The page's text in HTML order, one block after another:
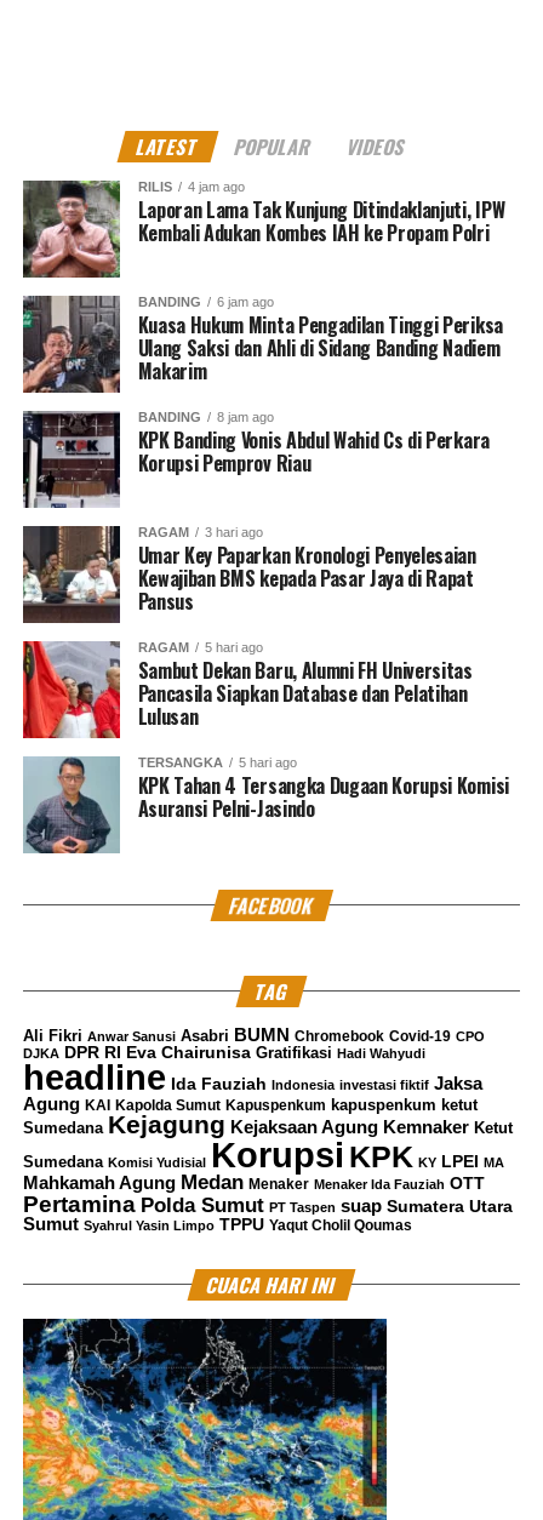
LATEST POPULAR VIDEOS
RILIS 4 jam ago
Laporan Lama Tak Kunjung Ditindaklanjuti, IPW
Kembali Adukan Kombes IAH ke Propam Polri
BANDING 6 jam ago
Kuasa Hukum Minta Pengadilan Tinggi Periksa
Ulang Saksi dan Ahli di Sidang Banding Nadiem
Makarim
BANDING 8 jam ago
KPK Banding Vonis Abdul Wahid Cs di Perkara
Korupsi Pemprov Riau
RAGAM 3 hari ago
Umar Key Paparkan Kronologi Penyelesaian
Kewajiban BMS kepada Pasar Jaya di Rapat
Pansus
RAGAM 5 hari ago
Sambut Dekan Baru, Alumni FH Universitas
Pancasila Siapkan Database dan Pelatihan
Lulusan
TERSANGKA 5 hari ago
KPK Tahan 4 Tersangka Dugaan Korupsi Komisi
Asuransi Pelni-Jasindo
FACEBOOK
TAG
Ali Fikri Anwar Sanusi Asabri BUMN Chromebook Covid-19 CPO
DJKA DPR RI Eva Chairunisa Gratifikasi Hadi Wahyudi
headline Ida Fauziah Indonesia investasi fiktif Jaksa
Agung KAI Kapolda Sumut Kapuspenkum kapuspenkum ketut
Sumedana Kejagung Kejaksaan Agung Kemnaker Ketut
Sumedana Komisi Yudisial Korupsi KPK KY LPEI MA
Mahkamah Agung Medan Menaker Menaker Ida Fauziah OTT
Pertamina Polda Sumut PT Taspen suap Sumatera Utara
Sumut Syahrul Yasin Limpo TPPU Yaqut Cholil Qoumas
CUACA HARI INI